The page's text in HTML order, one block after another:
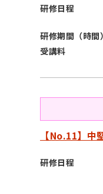
研修日程
研修期間（時間）
受講料
【No.11】中
研修日程